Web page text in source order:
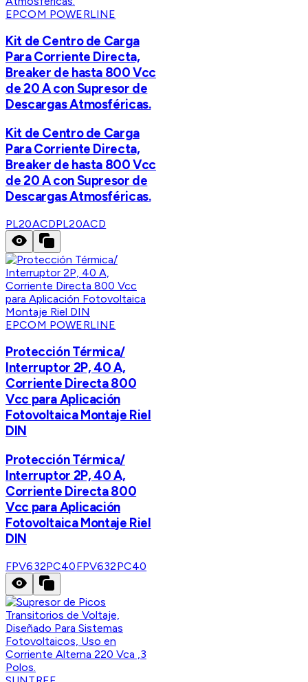
EPCOM POWERLINE
Kit de Centro de Carga
Para Corriente Directa,
Breaker de hasta 800 Vcc
de 20 A con Supresor de
Descargas Atmosféricas.
Kit de Centro de Carga
Para Corriente Directa,
Breaker de hasta 800 Vcc
de 20 A con Supresor de
Descargas Atmosféricas.
PL20ACDPL20ACD
EPCOM POWERLINE
Protección Térmica/
Interruptor 2P, 40 A,
Corriente Directa 800
Vcc para Aplicación
Fotovoltaica Montaje Riel
DIN
Protección Térmica/
Interruptor 2P, 40 A,
Corriente Directa 800
Vcc para Aplicación
Fotovoltaica Montaje Riel
DIN
FPV632PC40FPV632PC40